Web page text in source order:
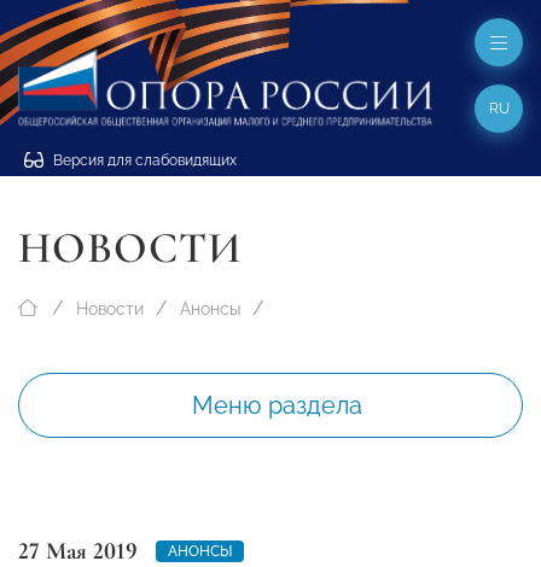
Версия для слабовидящих
RU
НОВОСТИ
Новости Анонсы
Меню раздела
27 Мая 2019 АНОНСЫ